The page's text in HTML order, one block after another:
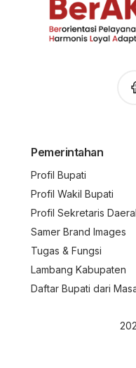
Pemerintahan
Profil Bupati
Profil Wakil Bupati
Profil Sekretaris
Samer Brand Images
Tugas & Fungsi
Lambang Kabupaten
Daftar Bupati dari